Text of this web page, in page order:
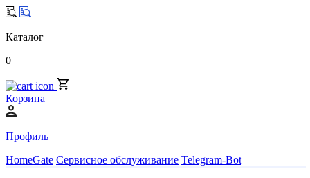
Каталог
0
Корзина
Профиль
HomeGate Сервисное обслуживание Telegram-Bot